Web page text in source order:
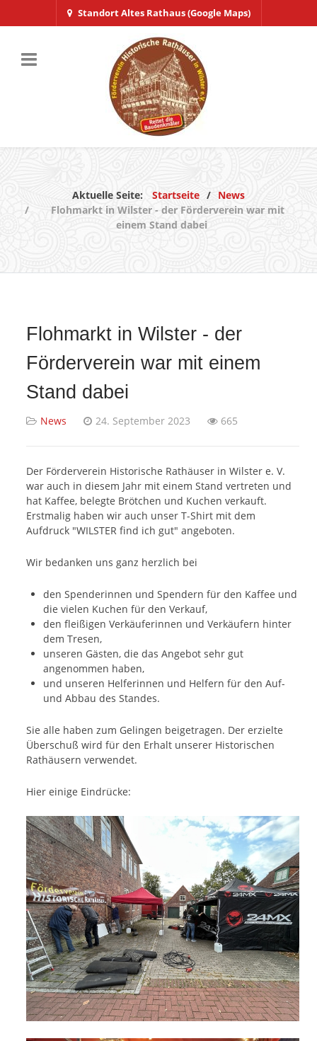
Standort Altes Rathaus (Google Maps)
Aktuelle Seite: Startseite
News
Flohmarkt in Wilster - der Förderverein war mit
einem Stand dabei
Flohmarkt in Wilster - der
Förderverein war mit einem
Stand dabei
News 24. September 2023 665
Der Förderverein Historische Rathäuser in Wilster e. V.
war auch in diesem Jahr mit einem Stand vertreten und
hat Kaffee, belegte Brötchen und Kuchen verkauft.
Erstmalig haben wir auch unser T-Shirt mit dem
Aufdruck "WILSTER find ich gut" angeboten.
Wir bedanken uns ganz herzlich bei
den Spenderinnen und Spendern für den Kaffee und
die vielen Kuchen für den Verkauf,
den fleißigen Verkäuferinnen und Verkäufern hinter
dem Tresen,
unseren Gästen, die das Angebot sehr gut
angenommen haben,
und unseren Helferinnen und Helfern für den Auf-
und Abbau des Standes.
Sie alle haben zum Gelingen beigetragen. Der erzielte
Überschuß wird für den Erhalt unserer Historischen
Rathäusern verwendet.
Hier einige Eindrücke: